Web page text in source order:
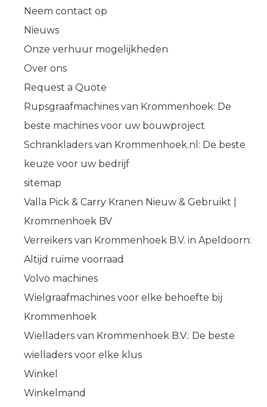
Neem contact op
Nieuws
Onze verhuur mogelijkheden
Over ons
Request a Quote
Rupsgraafmachines van Krommenhoek: De
beste machines voor uw bouwproject
Schrankladers van Krommenhoek.nl: De beste
keuze voor uw bedrijf
sitemap
Valla Pick & Carry Kranen Nieuw & Gebruikt |
Krommenhoek BV
Verreikers van Krommenhoek B.V. in Apeldoorn:
Altijd ruime voorraad
Volvo machines
Wielgraafmachines voor elke behoefte bij
Krommenhoek
Wielladers van Krommenhoek B.V.: De beste
wielladers voor elke klus
Winkel
Winkelmand